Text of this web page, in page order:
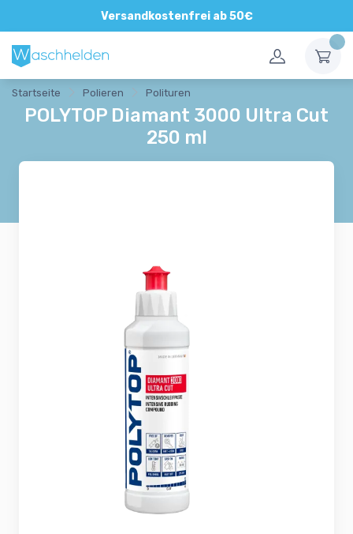
Versandkostenfrei ab 50€
Direkte und persönliche Beratung
Startseite Polieren Polituren
POLYTOP Diamant 3000 Ultra Cut
250 ml